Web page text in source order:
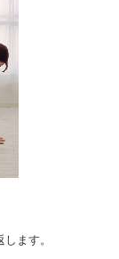
ます。